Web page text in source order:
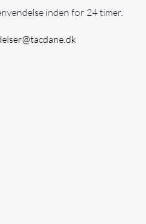
inden for 24 timer.